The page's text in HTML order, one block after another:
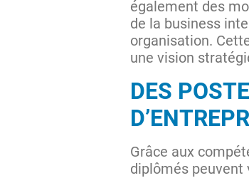
également des
de la business
organisation.
une vision
DES
Grâce aux
diplômés peuvent